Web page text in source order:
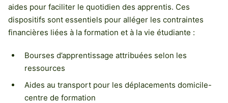
aides pour faciliter le quotidien des apprentis. Ces
dispositifs sont essentiels pour alléger les contraintes
financières liées à la formation et à la vie étudiante :
Bourses d’apprentissage attribuées selon les
ressources
Aides au transport pour les déplacements domicile-
centre de formation